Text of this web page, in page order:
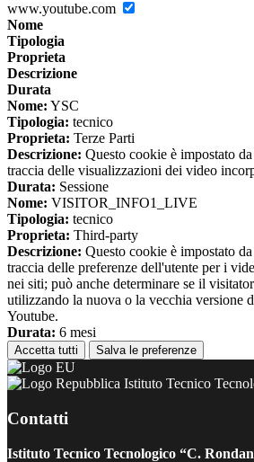
www.youtube.com
Nome
Tipologia
Proprieta
Descrizione
Durata
Nome: YSC
Tipologia: tecnico
Proprieta: Terze Parti
Descrizione: Questo cookie è impostato
traccia delle visualizzazioni dei video
Durata: Sessione
Nome: VISITOR_INFO1_LIVE
Tipologia: tecnico
Proprieta: Third-party
Descrizione: Questo cookie è impostato
traccia delle preferenze dell'utente per i
nei siti; può anche determinare se il
utilizzando la nuova o la vecchia versione
Youtube.
Durata: 6 mesi
Accetta tutti Salva le preferenze
Istituto Tecnico
Contatti
Istituto Tecnico Tecnologico “C.